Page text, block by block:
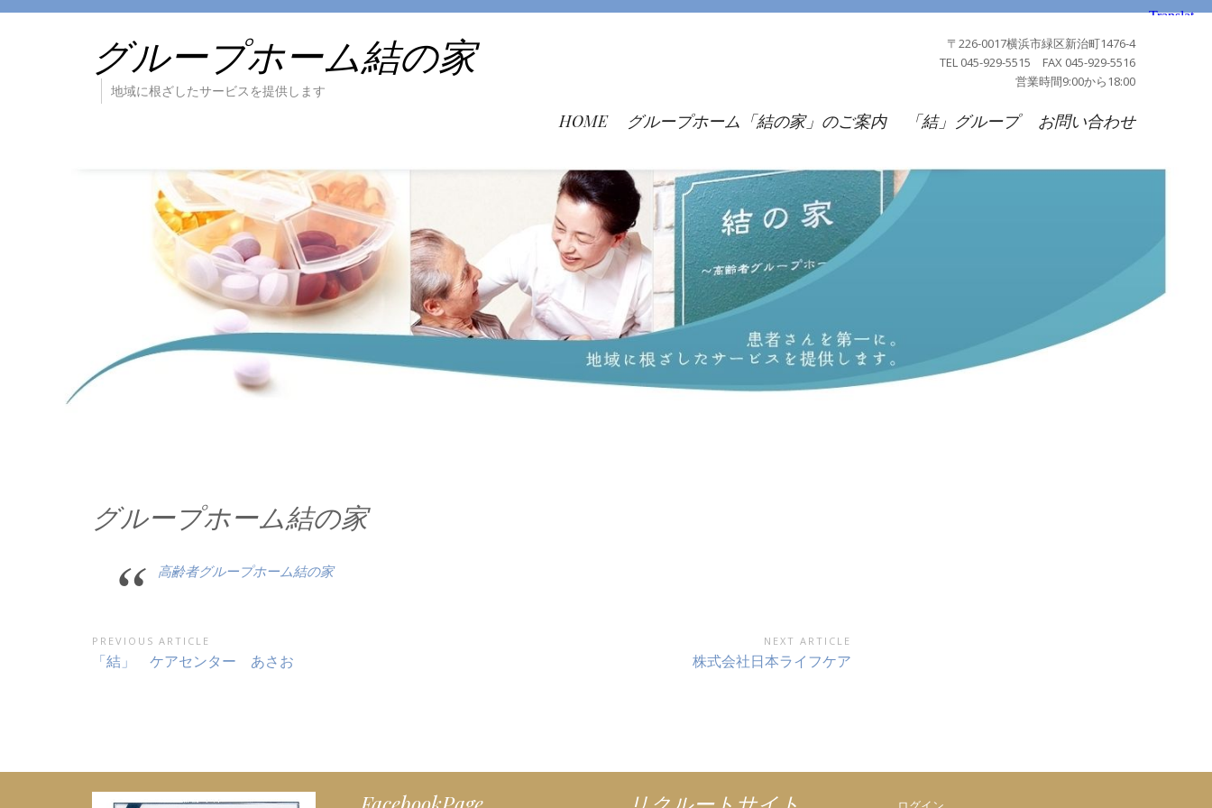
グループホーム結の家
地域に根ざしたサービスを提供します
〒226-0017横浜市緑区新治町1476-4
TEL 045-929-5515 FAX 045-929-5516
営業時間9:00から18:00
HOME グループホーム「結の家」のご案内 「結」グループ お問い合わせ
グループホーム結の家
高齢者グループホーム結の家
投
稿
ー
PREVIOUS ARTICLE
Previous
「結」 ケアセンター あさお
NEXT ARTICLE
Next
株式会社日本ライフケア